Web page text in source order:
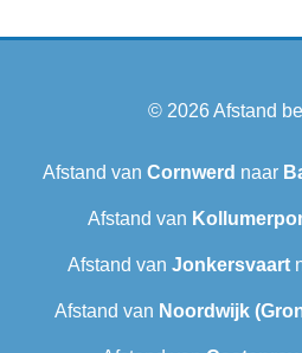
© 2026Afstand
Afstand van Cornwerd naar
Afstand van
Afstand van Jonkersvaart
Afstand van Noordwijk